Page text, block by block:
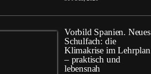
Vorbild Spanien. Neues
Schulfach: die
Klimakrise im Lehrplan
– praktisch und
lebensnah